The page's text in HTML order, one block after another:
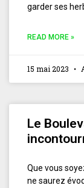
garder ses
READ MORE »
15 mai 2023
Le
Que vous
ne saurez